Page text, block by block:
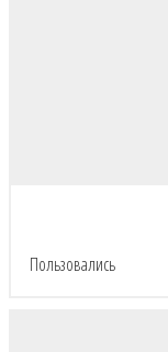
Пользовались